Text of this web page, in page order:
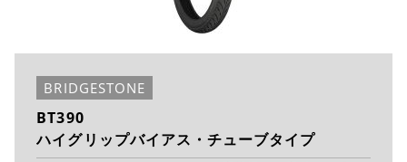
BRIDGESTONE
BT390
ハイグリップバイアス・チューブタイプ